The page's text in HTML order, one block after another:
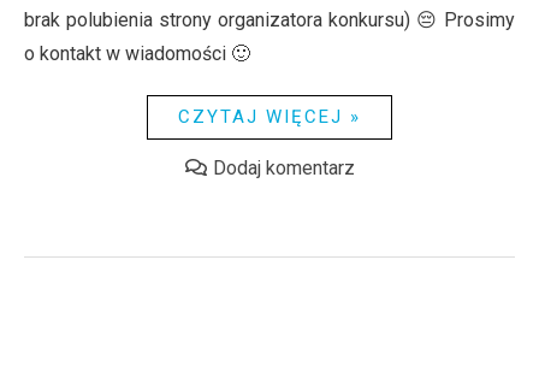
brak polubienia strony organizatora konkursu) 😔 Prosimy
o kontakt w wiadomości 🙂
CZYTAJ WIĘCEJ »
Dodaj komentarz